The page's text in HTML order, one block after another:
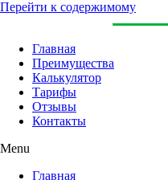
Перейти к содержимому
Главная
Преимущества
Калькулятор
Тарифы
Отзывы
Контакты
Menu
Главная